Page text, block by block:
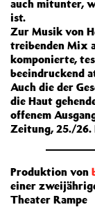
auch mitunter,
ist.
Zur Musik von
treibenden Mix
komponierte,
beeindruckend
Auch die der
die Haut
offenem
Zeitung, 25./26.
Produktion von
einer
Theater Rampe